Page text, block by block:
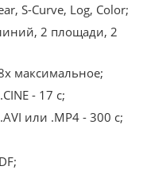
S-Curve, Log, Color;
2 площади, 2
максимальное;
- 17 с;
или .MP4 - 300 с;